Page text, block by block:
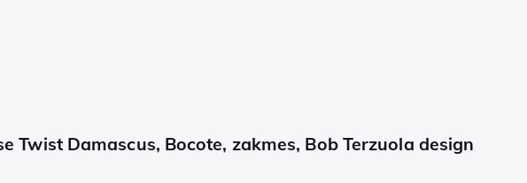
Twist Damascus, Bocote, zakmes, Bob Terzuola design